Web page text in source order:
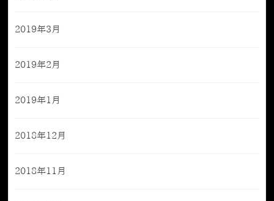
2019年3月
2019年2月
2019年1月
2018年12月
2018年11月